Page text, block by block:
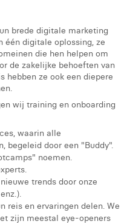
brede digitale marketing
één digitale oplossing, ze
die hen helpen om
de zakelijke behoeften van
hebben ze ook een diepere
wij training en onboarding
waarin alle
begeleid door een "Buddy".
noemen.
trends door onze
reis en ervaringen delen. We
zijn meestal eye-openers